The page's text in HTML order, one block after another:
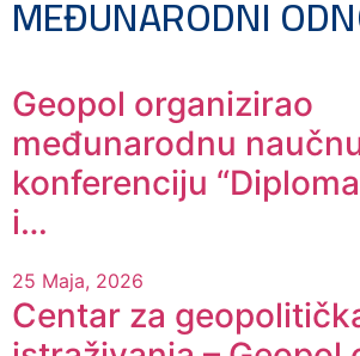
MEĐUNARODNI
Geopol organizirao
međunarodnu
konferenciju
i…
25 Maja, 2026
Centar za